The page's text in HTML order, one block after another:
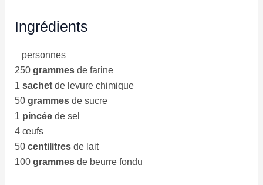
Ingrédients
personnes
250 grammesde farine
1 sachetde levure chimique
50 grammesde sucre
1 pincéede sel
4 œufs
50 centilitresde lait
100 grammesde beurre fondu